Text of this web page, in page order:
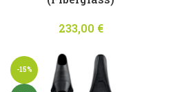
233,00 €
-15%